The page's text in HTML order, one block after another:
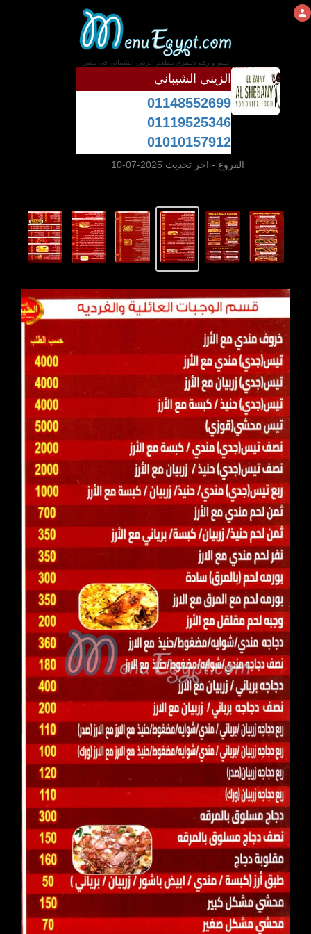
منيو و رقم دليفرى مطعم الزيني الشيباني فى مصر
الزيني الشيباني
01148552699
01119525346
01010157912
الفروع - اخر تحديث 2025-07-10